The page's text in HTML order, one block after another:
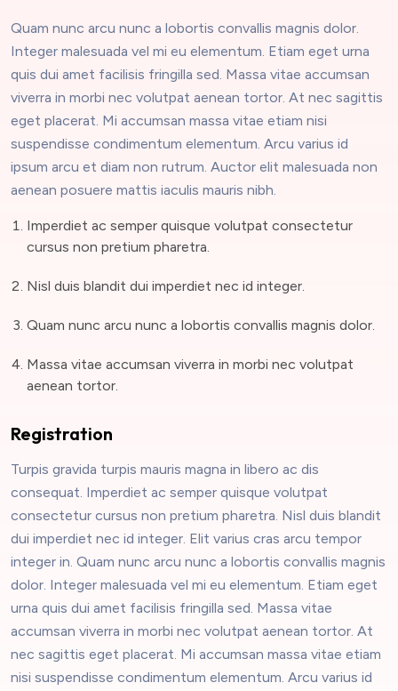
Quam nunc arcu nunc a lobortis convallis magnis dolor.
Integer malesuada vel mi eu elementum. Etiam eget urna
quis dui amet facilisis fringilla sed. Massa vitae accumsan
viverra in morbi nec volutpat aenean tortor. At nec sagittis
eget placerat. Mi accumsan massa vitae etiam nisi
suspendisse condimentum elementum. Arcu varius id
ipsum arcu et diam non rutrum. Auctor elit malesuada non
aenean posuere mattis iaculis mauris nibh.
Imperdiet ac semper quisque volutpat consectetur
cursus non pretium pharetra.
Nisl duis blandit dui imperdiet nec id integer.
Quam nunc arcu nunc a lobortis convallis magnis dolor.
Massa vitae accumsan viverra in morbi nec volutpat
aenean tortor.
Registration
Turpis gravida turpis mauris magna in libero ac dis
consequat. Imperdiet ac semper quisque volutpat
consectetur cursus non pretium pharetra. Nisl duis blandit
dui imperdiet nec id integer. Elit varius cras arcu tempor
integer in. Quam nunc arcu nunc a lobortis convallis magnis
dolor. Integer malesuada vel mi eu elementum. Etiam eget
urna quis dui amet facilisis fringilla sed. Massa vitae
accumsan viverra in morbi nec volutpat aenean tortor. At
nec sagittis eget placerat. Mi accumsan massa vitae etiam
nisi suspendisse condimentum elementum. Arcu varius id